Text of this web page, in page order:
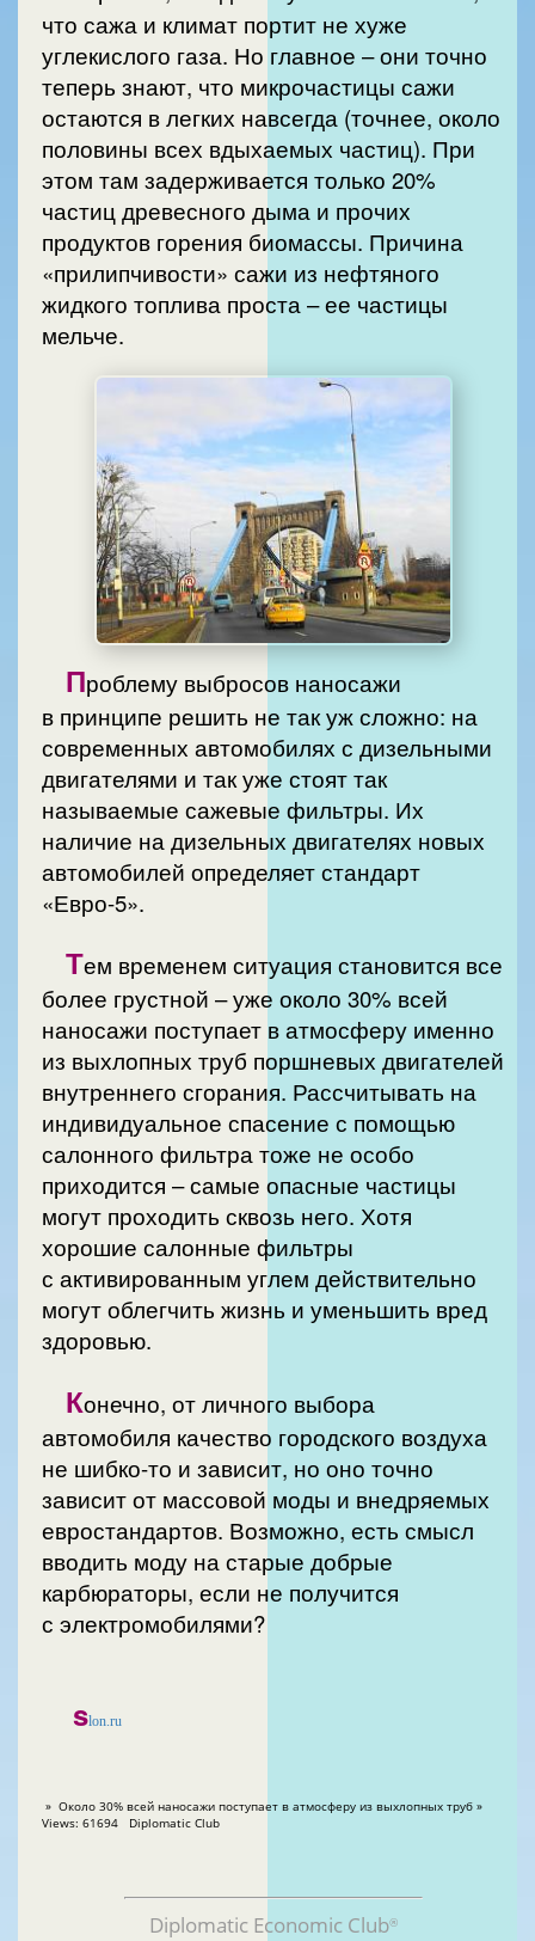
что сажа и климат портит не хуже
углекислого газа. Но главное – они точно
теперь знают, что микрочастицы сажи
остаются в легких навсегда (точнее, около
половины всех вдыхаемых частиц). При
этом там задерживается только 20%
частиц древесного дыма и прочих
продуктов горения биомассы. Причина
«прилипчивости» сажи из нефтяного
жидкого топлива проста – ее частицы
мельче.
Проблему выбросов наносажи
в принципе решить не так уж сложно: на
современных автомобилях с дизельными
двигателями и так уже стоят так
называемые сажевые фильтры. Их
наличие на дизельных двигателях новых
автомобилей определяет стандарт
«Евро-5».
Тем временем ситуация становится все
более грустной – уже около 30% всей
наносажи поступает в атмосферу именно
из выхлопных труб поршневых двигателей
внутреннего сгорания. Рассчитывать на
индивидуальное спасение с помощью
салонного фильтра тоже не особо
приходится – самые опасные частицы
могут проходить сквозь него. Хотя
хорошие салонные фильтры
с активированным углем действительно
могут облегчить жизнь и уменьшить вред
здоровью.
Конечно, от личного выбора
автомобиля качество городского воздуха
не шибко-то и зависит, но оно точно
зависит от массовой моды и внедряемых
евростандартов. Возможно, есть смысл
вводить моду на старые добрые
карбюраторы, если не получится
с электромобилями?
slon.ru
» Около 30% всей наносажи поступает в атмосферу из выхлопных труб »
Views: 61694 Diplomatic Club
Diplomatic Economic Club®